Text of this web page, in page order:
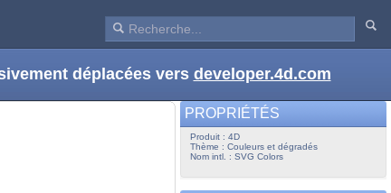
déplacées vers developer.4d.com
PROPRIÉTÉS
Produit : 4D
Thème : Couleurs et dégradés
Nom intl. : SVG Colors